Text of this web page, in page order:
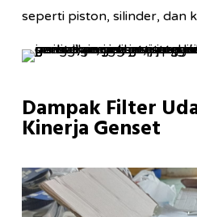
seperti piston, silinder, dan
Dampak Filter
Kinerja Genset